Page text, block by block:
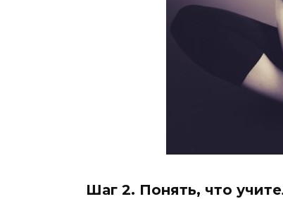
Шаг 2. Понять, что